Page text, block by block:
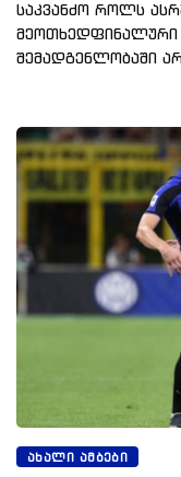
საკვანძო როლს
მეოთხედფინალური
შემადგენლობაში
ᲐᲮᲐᲚᲘ ᲐᲛᲑᲔᲑᲘ